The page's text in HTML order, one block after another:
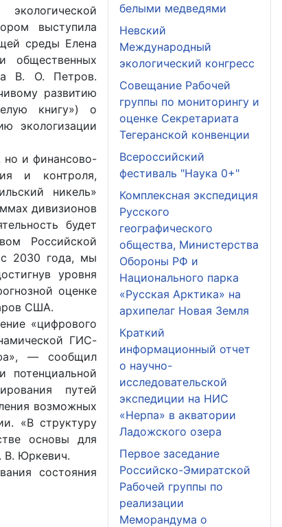
выступила
среды Елена
общественных
В. О. Петров.
развитию
книгу») о
экологизации
но и финансово-
и контроля,
никель»
дивизионов
будет
Российской
2030 года, мы
уровня
оценке
США.
«цифрового
ГИС-
— сообщил
путей
возможных
«В структуру
основы для
В. Юркевич.
состояния
белыми медведями
Невский
Международный
экологический конгресс
Совещание Рабочей
группы по мониторингу и
оценке Секретариата
Тегеранской конвенции
Всероссийский
фестиваль "Наука 0+"
Комплексная экспедиция
Русского
географического
общества, Министерства
Обороны РФ и
Национального парка
«Русская Арктика» на
архипелаг Новая Земля
Краткий
информационный отчет
о научно-
исследовательской
экспедиции на НИС
«Нерпа» в акватории
Ладожского озера
Первое заседание
Российско-Эмиратской
Рабочей группы по
реализации
Меморандума о